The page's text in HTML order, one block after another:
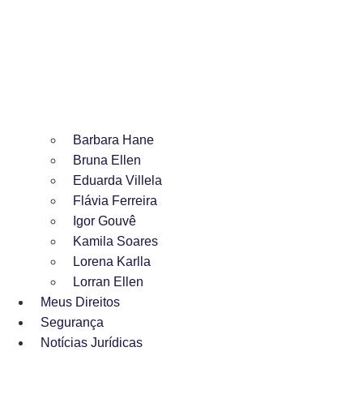
Barbara Hane
Bruna Ellen
Eduarda Villela
Flávia Ferreira
Igor Gouvê
Kamila Soares
Lorena Karlla
Lorran Ellen
Meus Direitos
Segurança
Notícias Jurídicas